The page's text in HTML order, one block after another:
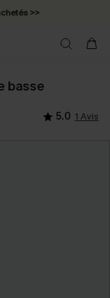
>>
basse
5.0 1 Avis